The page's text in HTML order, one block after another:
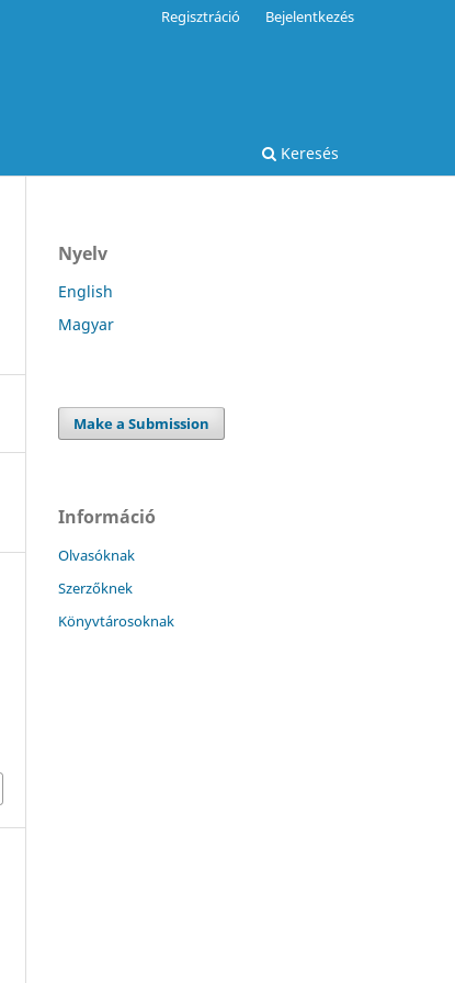
Keresés
Regisztráció Bejelentkezés
Nyelv
English
Magyar
Make a Submission
Információ
Olvasóknak
Szerzőknek
Könyvtárosoknak